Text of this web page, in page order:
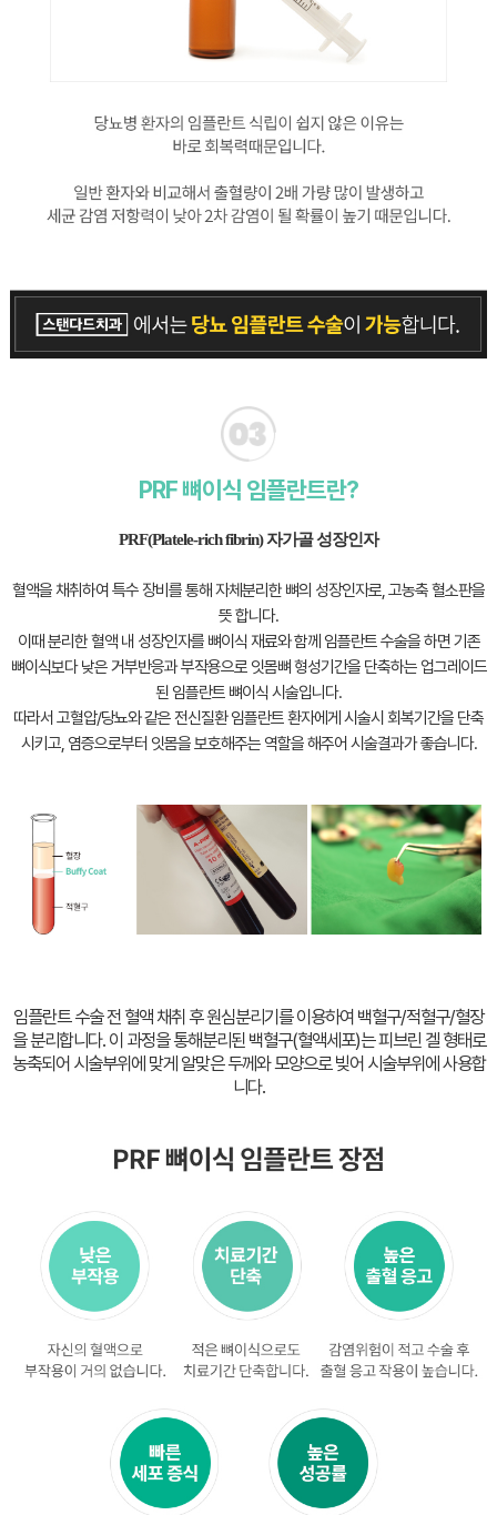
PRF 뼈이식 임플란트란?
PRF(Platele-rich fibrin) 자가골 성장인자
혈액을 채취하여 특수 장비를 통해 자체분리한 뼈의 성장인자로, 고농축 혈소판을
뜻 합니다.
이때 분리한 혈액 내 성장인자를 뼈이식 재료와 함께 임플란트 수술을 하면기존
뼈이식보다 낮은 거부반응과 부작용으로 잇몸뼈 형성기간을 단축하는 업그레이드
된 임플란트 뼈이식 시술입니다.
따라서 고혈압/당뇨와 같은 전신질환 임플란트 환자에게 시술시 회복기간을 단축
시키고,염증으로부터 잇몸을 보호해주는 역할을 해주어 시술결과가 좋습니다.
임플란트 수술 전 혈액 채취 후 원심분리기를 이용하여 백혈구/적혈구/혈장
을 분리합니다. 이 과정을 통해분리된 백혈구(혈액세포)는 피브린 겔 형태로
농축되어 시술부위에 맞게 알맞은 두께와 모양으로 빚어 시술부위에 사용합
니다.